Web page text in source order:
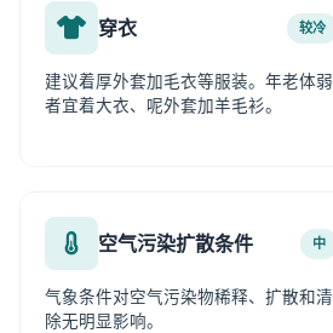
穿衣 较冷
建议着厚外套加毛衣等服装。年老体弱
者宜着大衣、呢外套加羊毛衫。
空气污染扩散条件 中
气象条件对空气污染物稀释、扩散和清
除无明显影响。